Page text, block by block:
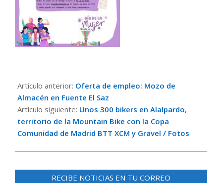
02-
19
Artículo anterior: Oferta de empleo: Mozo de
Almacén en Fuente El Saz
Artículo siguiente: Unos 300 bikers en Alalpardo,
territorio de la Mountain Bike con la Copa
Comunidad de Madrid BTT XCM y Gravel / Fotos
RECIBE NOTICIAS EN TU CORREO